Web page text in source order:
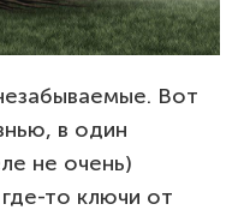
Вот
в один
не очень)
то ключи от